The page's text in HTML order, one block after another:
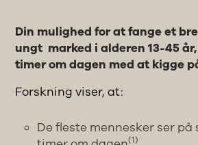
Din mulighed for at fange et
ungt marked i alderen 13-45
timer om dagen med at kigge
Forskning viser, at:
De fleste mennesker ser på
(1)